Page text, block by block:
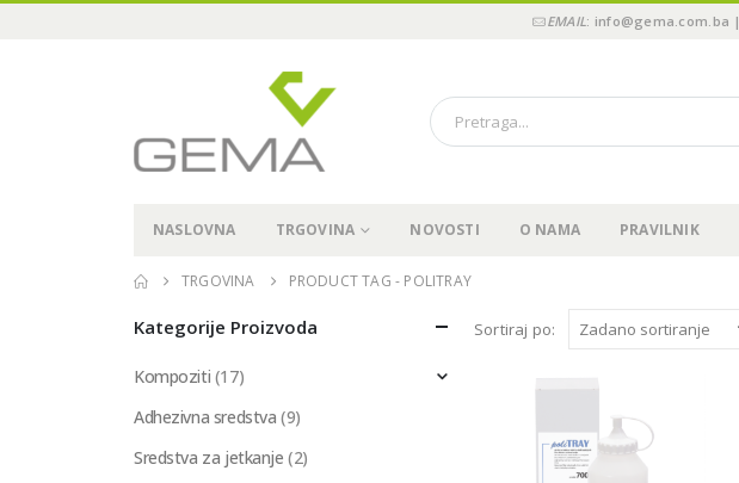
EMAIL: info@gema.com.ba |
NASLOVNA TRGOVINA NOVOSTI O NAMA PRAVILNIK
TRGOVINA PRODUCT TAG - POLITRAY
Sortiraj po:
Kategorije Proizvoda
Kompoziti (17)
Adhezivna sredstva (9)
Sredstva za jetkanje (2)